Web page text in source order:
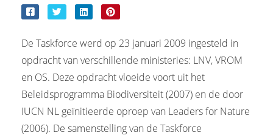
De Taskforce werd op 23 januari 2009 ingesteld in
opdracht van verschillende ministeries: LNV, VROM
en OS. Deze opdracht vloeide voort uit het
Beleidsprogramma Biodiversiteit (2007) en de door
IUCN NL geïnitieerde oproep van Leaders for Nature
(2006). De samenstelling van de Taskforce